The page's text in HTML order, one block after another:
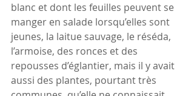
blanc et dont les feuilles peuvent se
manger en salade lorsqu’elles sont
jeunes, la laitue sauvage, le réséda,
l’armoise, des ronces et des
repousses d’églantier, mais il y avait
aussi des plantes, pourtant très